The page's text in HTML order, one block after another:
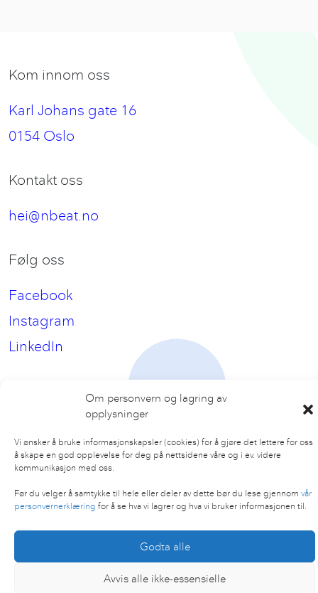
Om personvern og lagring av
opplysninger
Vi ønsker å bruke informasjonskapsler (cookies) for å gjøre det lettere for oss
å skape en god opplevelse for deg på nettsidene våre og i ev. videre
kommunikasjon med oss.
Før du velger å samtykke til hele eller deler av dette bør du lese gjennom vår
personvernerklæring for å se hva vi lagrer og hva vi bruker informasjonen til.
Godta alle
Avvis alle ikke-essensielle
Kom innom oss
Karl Johans gate 16
0154 Oslo
Kontakt oss
hei@nbeat.no
Følg oss
Facebook
Instagram
LinkedIn